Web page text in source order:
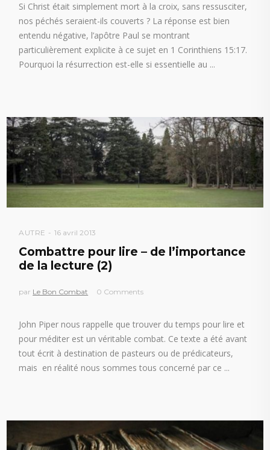
Si Christ était simplement mort à la croix, sans ressusciter,
nos péchés seraient-ils couverts ? La réponse est bien
entendu négative, l’apôtre Paul se montrant
particulièrement explicite à ce sujet en 1 Corinthiens 15:17.
Pourquoi la résurrection est-elle si essentielle au
AUTRE 16 avril 2013
Combattre pour lire – de l’importance
de la lecture (2)
par Le Bon Combat 0 Comments
John Piper nous rappelle que trouver du temps pour lire et
pour méditer est un véritable combat. Ce texte a été avant
tout écrit à destination de pasteurs ou de prédicateurs,
mais en réalité nous sommes tous concerné par ce